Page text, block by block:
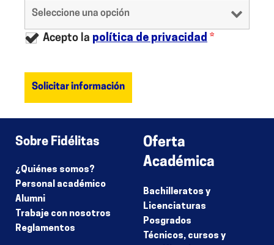
Acepto la política de privacidad *
Sobre Fidélitas
¿Quiénes somos?
Personal académico
Alumni
Trabaje con nosotros
Reglamentos
Oferta
Académica
Bachilleratos y
Licenciaturas
Posgrados
Técnicos, cursos y